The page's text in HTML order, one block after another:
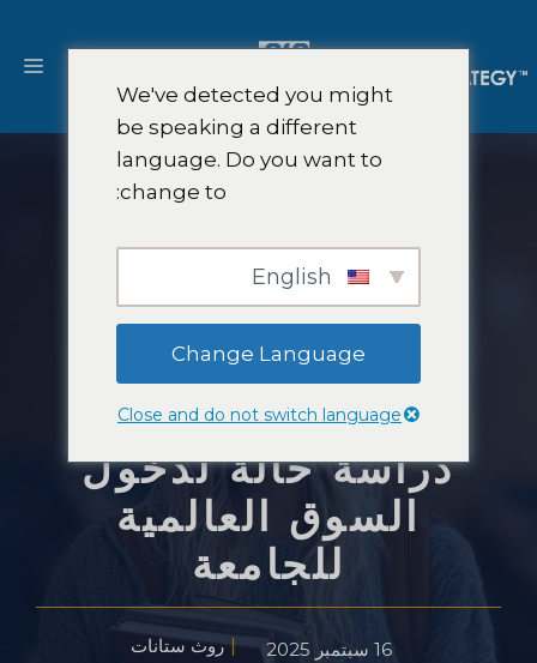
المحتوى
دراسة حالة لدخول
السوق العالمية
للجامعة
16 سبتمبر 2025 روث ستانات
We've detected you might
be speaking a different
language. Do you want to
change to:
Change Language
Close and do not switch language